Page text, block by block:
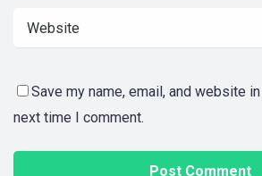
Save my name, email, and website
next time I comment.